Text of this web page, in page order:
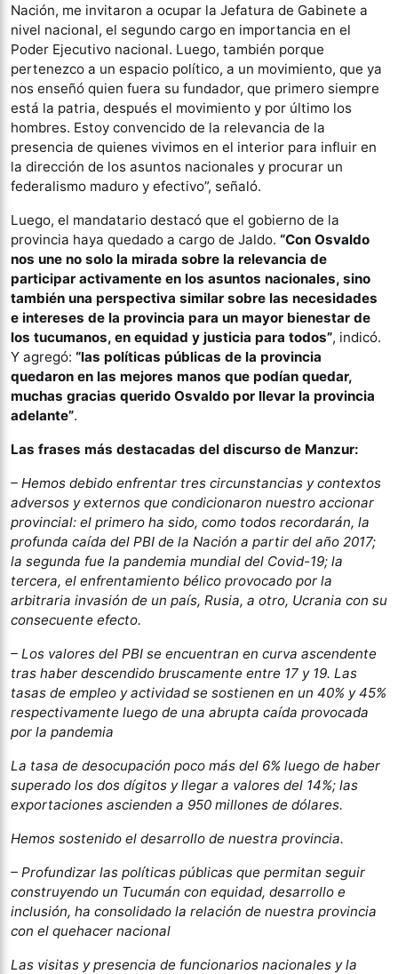
Nación, me invitaron a ocupar la Jefatura de Gabinete a
nivel nacional, el segundo cargo en importancia en el
Poder Ejecutivo nacional. Luego, también porque
pertenezco a un espacio político, a un movimiento, que ya
nos enseñó quien fuera su fundador, que primero siempre
está la patria, después el movimiento y por último los
hombres. Estoy convencido de la relevancia de la
presencia de quienes vivimos en el interior para influir en
la dirección de los asuntos nacionales y procurar un
federalismo maduro y efectivo”, señaló.
Luego, el mandatario destacó que el gobierno de la
provincia haya quedado a cargo de Jaldo. “Con Osvaldo
nos une no solo la mirada sobre la relevancia de
participar activamente en los asuntos nacionales, sino
también una perspectiva similar sobre las necesidades
e intereses de la provincia para un mayor bienestar de
los tucumanos, en equidad y justicia para todos”, indicó.
Y agregó: “las políticas públicas de la provincia
quedaron en las mejores manos que podían quedar,
muchas gracias querido Osvaldo por llevar la provincia
adelante”.
Las frases más destacadas del discurso de Manzur:
– Hemos debido enfrentar tres circunstancias y contextos
adversos y externos que condicionaron nuestro accionar
provincial: el primero ha sido, como todos recordarán, la
profunda caída del PBI de la Nación a partir del año 2017;
la segunda fue la pandemia mundial del Covid-19; la
tercera, el enfrentamiento bélico provocado por la
arbitraria invasión de un país, Rusia, a otro, Ucrania con su
consecuente efecto.
– Los valores del PBI se encuentran en curva ascendente
tras haber descendido bruscamente entre 17 y 19. Las
tasas de empleo y actividad se sostienen en un 40% y 45%
respectivamente luego de una abrupta caída provocada
por la pandemia
La tasa de desocupación poco más del 6% luego de haber
superado los dos dígitos y llegar a valores del 14%; las
exportaciones ascienden a 950 millones de dólares.
Hemos sostenido el desarrollo de nuestra provincia.
– Profundizar las políticas públicas que permitan seguir
construyendo un Tucumán con equidad, desarrollo e
inclusión, ha consolidado la relación de nuestra provincia
con el quehacer nacional
Las visitas y presencia de funcionarios nacionales y la